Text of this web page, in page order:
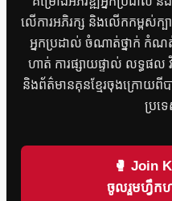
លើការអភិរក្ស និងលើកកម្ពស់ក្ប
អ្នកប្រដាល់ ចំណាត់ថ្នាក់ កំណត់
ហាត់ ការផ្សាយផ្ទាល់ លទ្ធផល
និងព័ត៌មានគុនខ្មែរចុងក្រោយពី
ប្រទ
🥊 Join
ចូលរួមហ្វឹក